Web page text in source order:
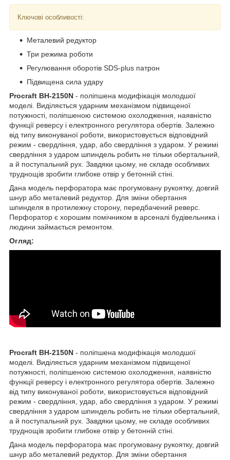
Ключові особливості:
Металевий редуктор
Три режима роботи
Регулювання оборотів SDS-plus патрон
Підвищена сила удару
Procraft BH-2150N - поліпшена модифікація молодшої
моделі. Виділяється ударним механізмом підвищеної
потужності, поліпшеною системою охолодження, наявністю
функції реверсу і електронного регулятора обертів. Залежно
від типу виконуваної роботи, використовується відповідний
режим - свердління, удар, або свердління з ударом. У режимі
свердління з ударом шпиндель робить не тільки обертальний,
а й поступальний рух. Завдяки цьому, не складе особливих
труднощів зробити глибоке отвір у бетонній стіні.
Дана модель перфоратора має прогумовану рукоятку, довгий
шнур або металевий редуктор. Для зміни обертання
шпинделя в протилежну сторону, передбачений реверс.
Перфоратор є хорошим помічником в арсеналі будівельника і
людини займається ремонтом.
Огляд:
Procraft BH-2150N - поліпшена модифікація молодшої
моделі. Виділяється ударним механізмом підвищеної
потужності, поліпшеною системою охолодження, наявністю
функції реверсу і електронного регулятора обертів. Залежно
від типу виконуваної роботи, використовується відповідний
режим - свердління, удар, або свердління з ударом. У режимі
свердління з ударом шпиндель робить не тільки обертальний,
а й поступальний рух. Завдяки цьому, не складе особливих
труднощів зробити глибоке отвір у бетонній стіні.
Дана модель перфоратора має прогумовану рукоятку, довгий
шнур або металевий редуктор. Для зміни обертання